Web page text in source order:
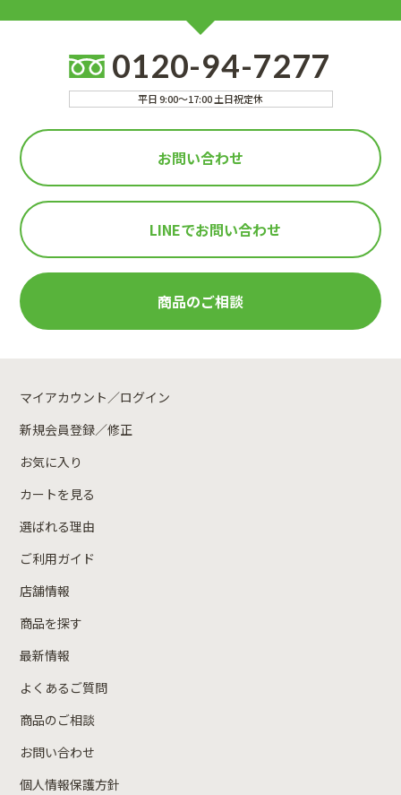
0120-94-7277
平日 9:00～17:00 土日祝定休
お問い合わせ
LINEでお問い合わせ
商品のご相談
マイアカウント／ログイン
新規会員登録／修正
お気に入り
カートを見る
選ばれる理由
ご利用ガイド
店舗情報
商品を探す
最新情報
よくあるご質問
商品のご相談
お問い合わせ
個人情報保護方針